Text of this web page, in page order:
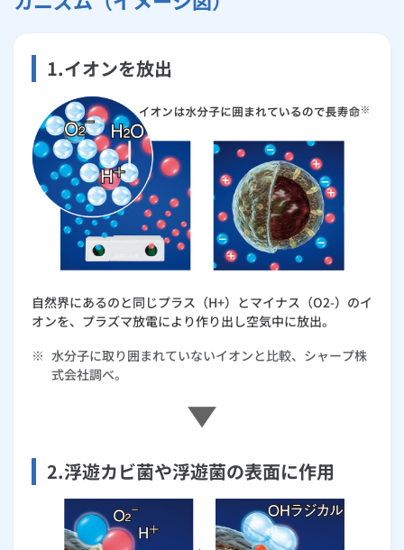
1.イオンを放出
自然界にあるのと同じプラス（H+）とマイナス（O2-）のイ
オンを、プラズマ放電により作り出し空気中に放出。
※ 水分子に取り囲まれていないイオンと比較、シャープ株
式会社調べ。
2.浮遊カビ菌や浮遊菌の表面に作用